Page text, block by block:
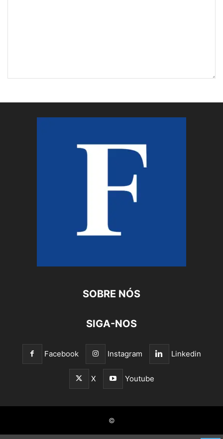
SOBRE NÓS
SIGA-NOS
Facebook Instagram Linkedin
X Youtube
©